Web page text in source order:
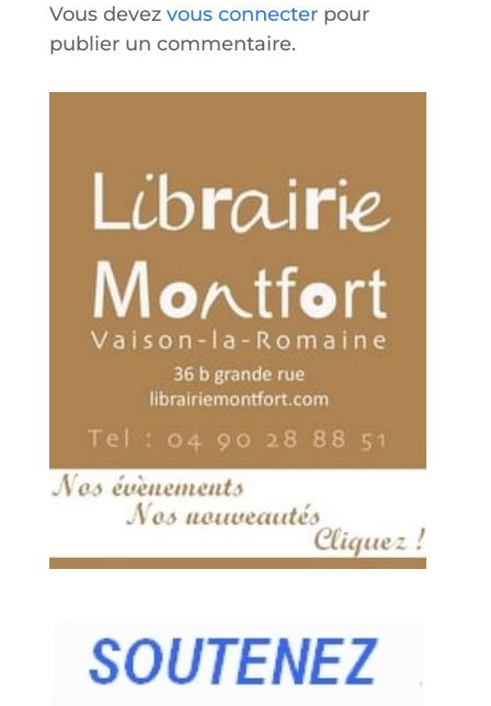
Vous devez vous connecterpour
publier un commentaire.